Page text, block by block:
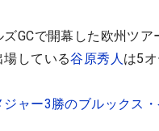
GCで開幕した欧州ツア
場している谷原秀人は5
ジャー3勝のブルックス